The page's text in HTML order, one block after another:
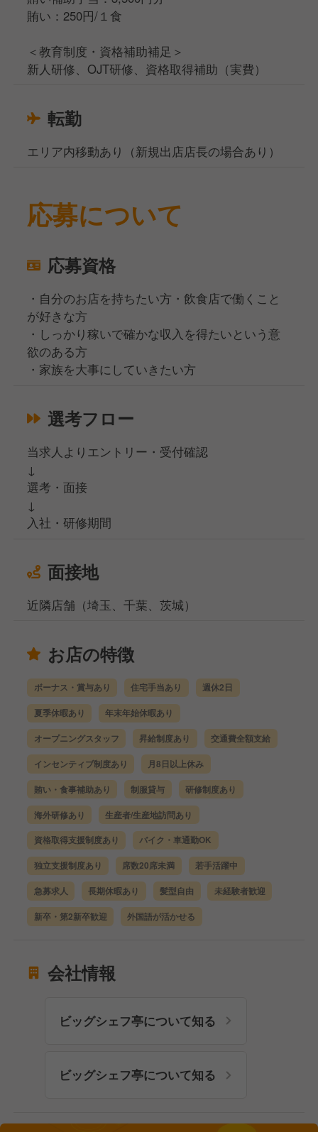
賄い：250円/１食
＜教育制度・資格補助補足＞
新人研修、OJT研修、資格取得補助（実費）
転勤
エリア内移動あり（新規出店店長の場合あり）
応募について
応募資格
・自分のお店を持ちたい方・飲食店で働くこと
が好きな方
・しっかり稼いで確かな収入を得たいという意
欲のある方
・家族を大事にしていきたい方
選考フロー
当求人よりエントリー・受付確認
↓
選考・面接
↓
入社・研修期間
面接地
近隣店舗（埼玉、千葉、茨城）
お店の特徴
ボーナス・賞与あり 住宅手当あり 週休2日
夏季休暇あり 年末年始休暇あり
オープニングスタッフ 昇給制度あり 交通費全額支給
インセンティブ制度あり 月8日以上休み
賄い・食事補助あり 制服貸与 研修制度あり
海外研修あり 生産者/生産地訪問あり
資格取得支援制度あり バイク・車通勤OK
独立支援制度あり 席数20席未満 若手活躍中
急募求人 長期休暇あり 髪型自由 未経験者歓迎
新卒・第2新卒歓迎 外国語が活かせる
会社情報
ビッグシェフ亭について知る
ビッグシェフ亭について知る